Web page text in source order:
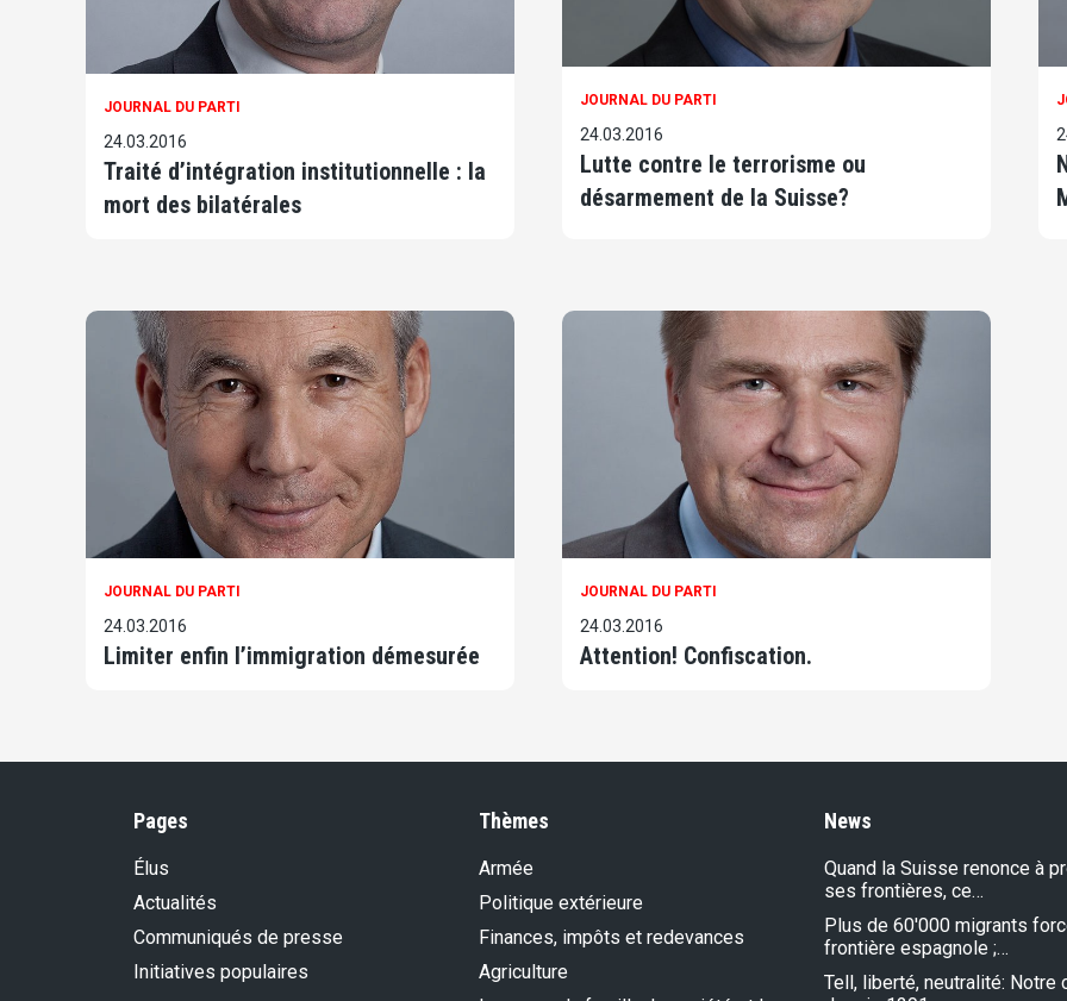
JOURNAL DU PARTI
24.03.2016
Traité d’intégration institutionnelle : la
mort des bilatérales
JOURNAL DU PARTI
24.03.2016
Lutte contre le terrorisme ou
désarmement de la Suisse?
JOURNAL DU PARTI
24.03.2016
Limiter enfin l’immigration démesurée
JOURNAL DU PARTI
24.03.2016
Attention! Confiscation.
Pages
Élus
Actualités
Communiqués de presse
Initiatives populaires
Thèmes
Armée
Politique extérieure
Finances, impôts et redevances
Agriculture
News
Quand la Suisse renonce à
ses frontières, ce…
Plus de 60'000 migrants
frontière espagnole ;…
Tell, liberté, neutralité: Notre